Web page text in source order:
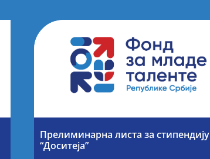
Прелиминарна листа за стипендију
“Доситеја”